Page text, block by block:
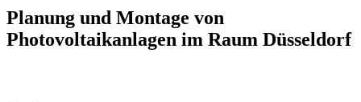
Planung und Montage von
Photovoltaikanlagen im Raum Düsseldorf